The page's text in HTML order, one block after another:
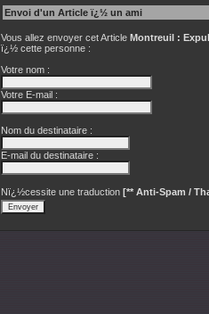
Envoi d'un Article ï¿½ un ami
Vous allez envoyer cet Article Montreuil :
ï¿½ cette personne :
Votre nom :
Votre E-mail :
Nom du destinataire :
E-mail du destinataire :
Nï¿½cessite une traduction [** Anti-Spam /